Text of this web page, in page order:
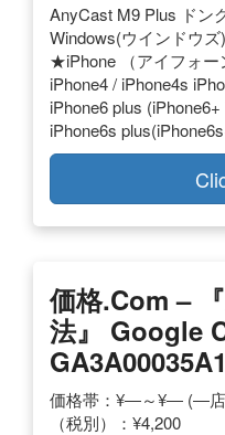
AnyCast M9 Plus ドン
Windows(ウインドウ
★iPhone （アイフォー
iPhone4 / iPhone4s
iPhone6 plus
iPhone6s
価格.com –
法』 Google
価格帯：¥―～¥― (―店
（税別）：¥4,200